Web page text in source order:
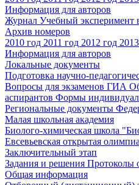
Информация для авторов
Журнал Учебный эксперимент
Архив номеров
2010 год 2011 год 2012 год
Информация для авторов
Локальные документы
Подготовка научно-
Вопросы для экзаменов ГИА
аспирантов Формы
Региональные документы
Малая школьная академия
Биолого-химическая школа
Евсевьевская открытая
Заключительный этап
Задания и решения Протоколы
Общая информация